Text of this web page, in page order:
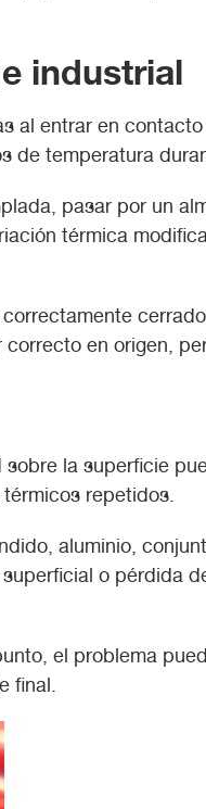
industrial
al entrar en
de temperatura
pasar por un
térmica
en origen,
la superficie
repetidos.
aluminio,
o pérdida
el problema
final.